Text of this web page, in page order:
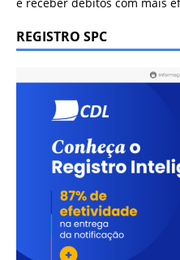
REGISTRO SPC